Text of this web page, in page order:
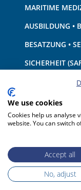
MARITIME
AUSBILDUNG •
BESATZUNG •
SICHERHEIT
SCHIFF •
HAFTUNG •
We use cookies
Cookies help us analyse
website. You can switch
Accept all
No, adjust